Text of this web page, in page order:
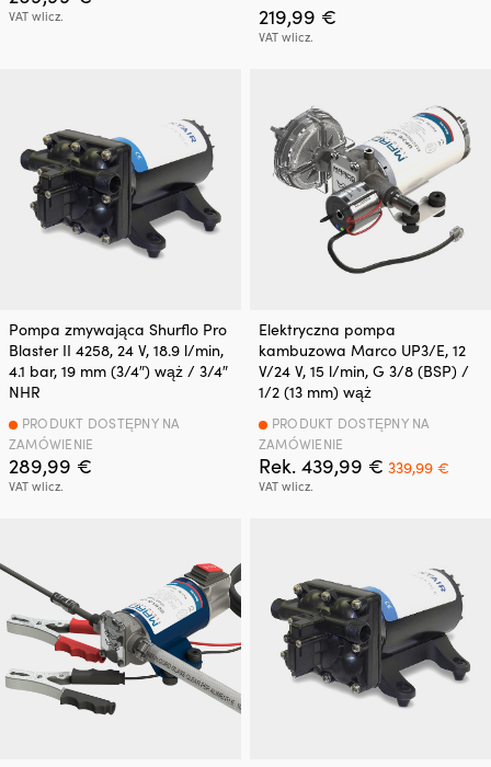
VAT wlicz. 219,99 €
VAT wlicz.
Pompa zmywająca Shurflo Pro
Blaster II 4258, 24 V, 18.9 l/min,
4.1 bar, 19 mm (3/4″) wąż / 3/4″
NHR
289,99 €
VAT wlicz.
PRODUKT DOSTĘPNY NA
ZAMÓWIENIE
Elektryczna pompa
kambuzowa Marco UP3/E, 12
V/24 V, 15 l/min, G 3/8 (BSP) /
1/2 (13 mm) wąż
Rek. 439,99 € Pierwotna
cena
339,99 €
VAT wlicz.
PRODUKT DOSTĘPNY NA
ZAMÓWIENIE